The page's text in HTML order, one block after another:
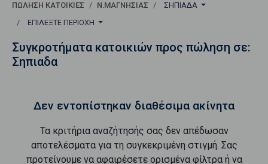
ΠΏΛΗΣΗ ΚΑΤΟΙΚΊΕΣ Ν.ΜΑΓΝΗΣΙΑΣ
ΣΗΠΙΑΔΑ
ΕΠΙΛΈΞΤΕ ΠΕΡΙΟΧΉ
Συγκροτήματα κατοικιών προς πώληση σε:
Σηπιαδα
Δεν εντοπίστηκαν διαθέσιμα ακίνητα
Τα κριτήρια αναζήτησής σας δεν απέδωσαν
αποτελέσματα για τη συγκεκριμένη στιγμή. Σας
προτείνουμε να αφαιρέσετε ορισμένα φίλτρα ή να